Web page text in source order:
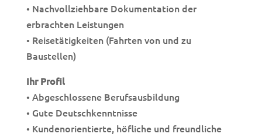
• Nachvollziehbare Dokumentation der
erbrachten Leistungen
• Reisetätigkeiten (Fahrten von und zu
Baustellen)
Ihr Profil
• Abgeschlossene Berufsausbildung
• Gute Deutschkenntnisse
• Kundenorientierte, höfliche und freundliche